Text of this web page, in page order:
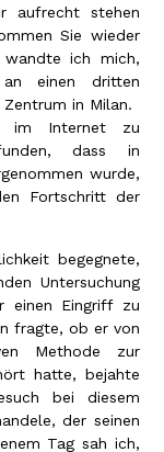
aufrecht stehen
Sie wieder
wandte ich mich,
einen dritten
in Milan.
im Internet zu
dass in
wurde,
Fortschritt der
begegnete,
Untersuchung
einen Eingriff zu
fragte, ob er von
Methode zur
hatte, bejahte
bei diesem
der seinen
Tag sah ich,